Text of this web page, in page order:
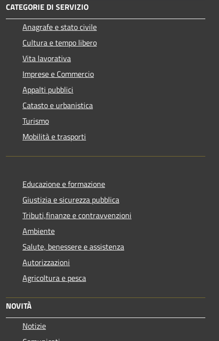
CATEGORIE DI SERVIZIO
Anagrafe e stato civile
Cultura e tempo libero
Vita lavorativa
Imprese e Commercio
Appalti pubblici
Catasto e urbanistica
Turismo
Mobilità e trasporti
Educazione e formazione
Giustizia e sicurezza pubblica
Tributi,finanze e contravvenzioni
Ambiente
Salute, benessere e assistenza
Autorizzazioni
Agricoltura e pesca
NOVITÀ
Notizie